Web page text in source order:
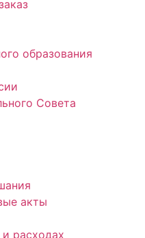
образования
Совета
акты
расходах